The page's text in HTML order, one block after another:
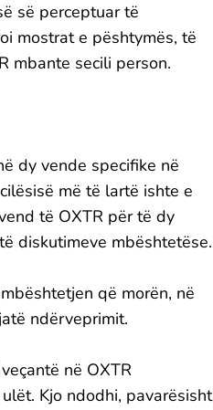
së perceptuar të
mostrat e pështymës, të
mbante secili person.
dy vende specifike në
më të lartë ishte e
të OXTR për të dy
diskutimeve mbështetëse.
që morën, në
ndërveprimit.
në OXTR
Kjo ndodhi, pavarësisht